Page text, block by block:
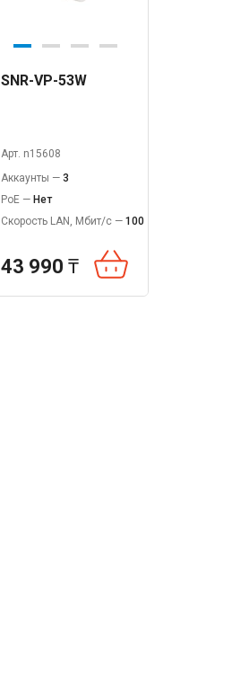
SNR-VP-53W
Арт. n15608
Аккаунты —3
PoE — Нет
Скорость LAN, Мбит/с —100
43 990 ₸